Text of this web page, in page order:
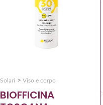
Solari > Viso e corpo
BIOFFICINA